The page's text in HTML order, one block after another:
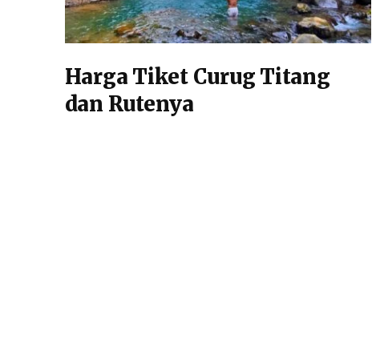
Harga Tiket Curug Titang
dan Rutenya